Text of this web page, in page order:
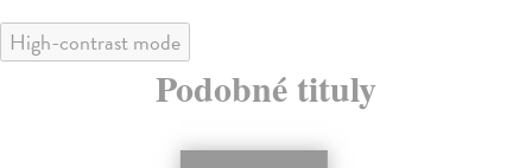
High-contrast mode
Podobné tituly